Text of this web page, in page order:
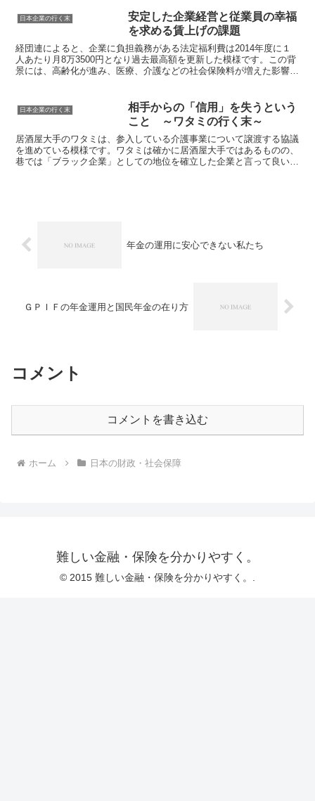
し、介護ベッドなどのレンタル器具の破
損についても補償します...
日本企業の行く末
安定した企業経営と従業員の幸福
を求める賃上げの課題
経団連によると、企業に負担義務がある法定福利費は2014年度に１
人あたり月8万3500円となり過去最高額を更新した模様です。この背
景には、高齢化が進み、医療、介護などの社会保険料が増えた影響
日本企業の行く末
相手からの「信用」を失うという
こと ～ワタミの行く末～
居酒屋大手のワタミは、参入している介護事業について譲渡する協議
を進めている模様です。ワタミは確かに居酒屋大手ではあるものの、
巷では「ブラック企業」としての地位を確立した企業と言って良いで
年金の運用に安心できない私たち
ＧＰＩＦの年金運用と国民年金の在り方
コメント
コメントを書き込む
ホーム 日本の財政・社会保障
難しい金融・保険を分かりやすく。
© 2015 難しい金融・保険を分かりやすく。.